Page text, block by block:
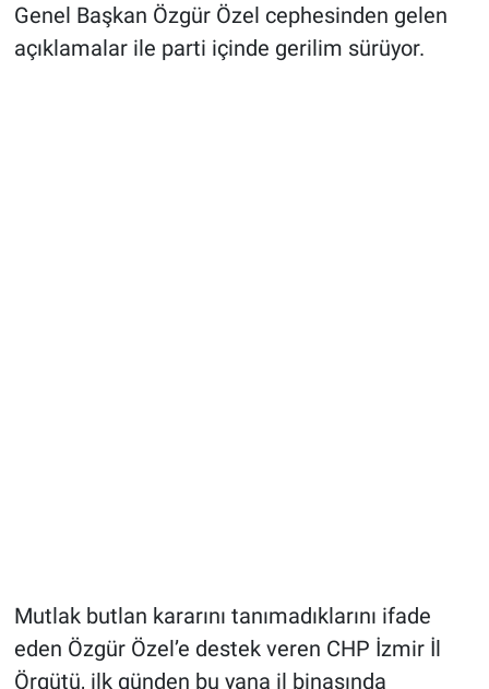
Genel Başkan Özgür Özel cephesinden gelen
açıklamalar ile parti içinde gerilim sürüyor.
Mutlak butlan kararını tanımadıklarını ifade
eden Özgür Özel’e destek veren CHP İzmir İl
Örgütü, ilk günden bu yana il binasında